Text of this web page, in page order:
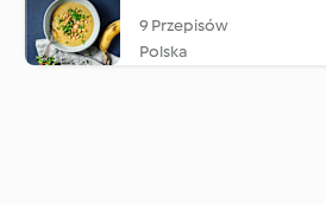
9 Przepisów
Polska